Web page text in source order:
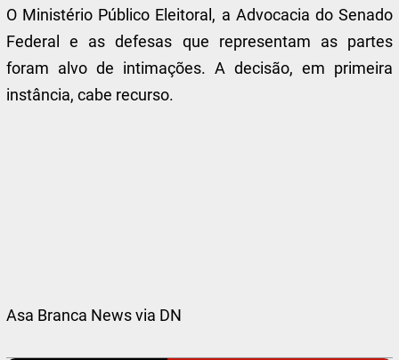
O Ministério Público Eleitoral, a Advocacia do Senado
Federal e as defesas que representam as partes
foram alvo de intimações. A decisão, em primeira
instância, cabe recurso.
Asa Branca News via DN